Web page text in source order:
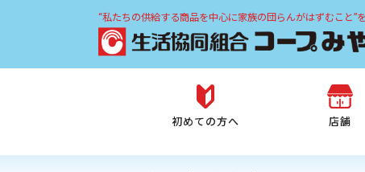
“私たちの供給する商品を中心に家族の団らんがはずむこと”
初めての方へ 店舗